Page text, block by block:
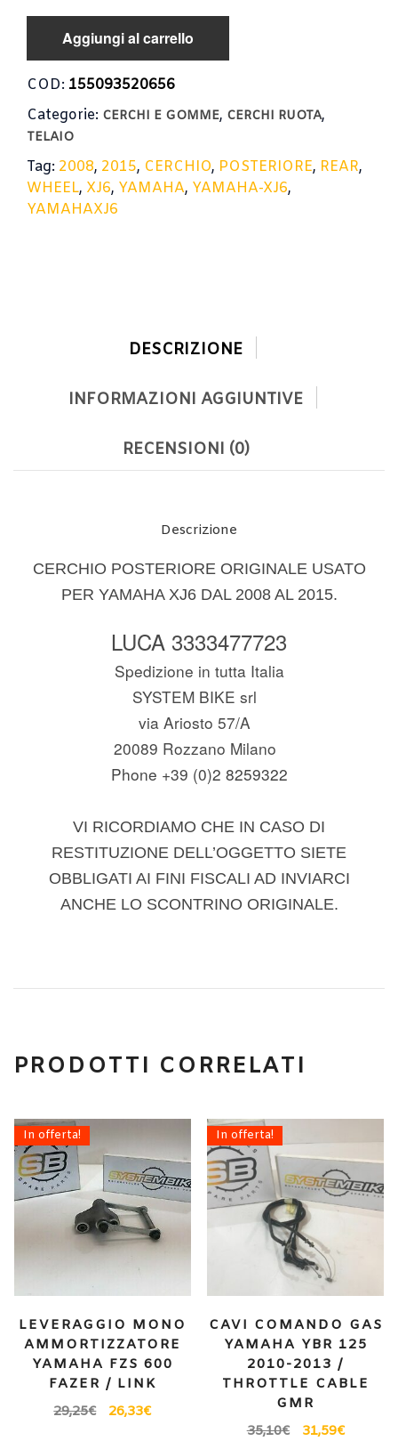
Aggiungi al carrello
COD: 155093520656
Categorie: CERCHI E GOMME, CERCHI RUOTA,
TELAIO
Tag: 2008, 2015, CERCHIO, POSTERIORE, REAR,
WHEEL, XJ6, YAMAHA, YAMAHA-XJ6,
YAMAHAXJ6
DESCRIZIONE
INFORMAZIONI AGGIUNTIVE
RECENSIONI (0)
Descrizione
CERCHIO POSTERIORE ORIGINALE USATO
PER YAMAHA XJ6 DAL 2008 AL 2015.
LUCA 3333477723
Spedizione in tutta Italia
SYSTEM BIKE srl
via Ariosto 57/A
20089 Rozzano Milano
Phone +39 (0)2 8259322
VI RICORDIAMO CHE IN CASO DI
RESTITUZIONE DELL’OGGETTO SIETE
OBBLIGATI AI FINI FISCALI AD INVIARCI
ANCHE LO SCONTRINO ORIGINALE.
PRODOTTI CORRELATI
In offerta!
LEVERAGGIO MONO
AMMORTIZZATORE
YAMAHA FZS 600
FAZER / LINK
29,25€ 26,33€
In offerta!
CAVI COMANDO GAS
YAMAHA YBR 125
2010-2013 /
THROTTLE CABLE
GMR
35,10€ 31,59€